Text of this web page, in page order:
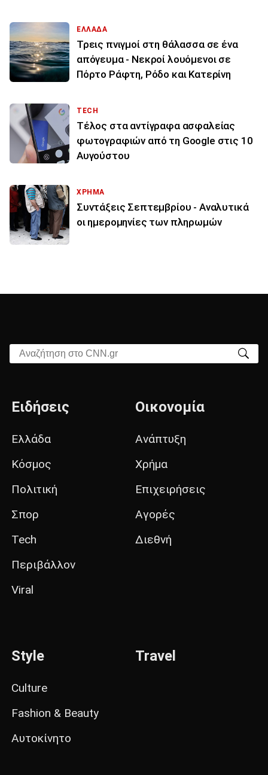
ΕΛΛΑΔΑ
Τρεις πνιγμοί στη θάλασσα σε ένα
απόγευμα - Νεκροί λουόμενοι σε
Πόρτο Ράφτη, Ρόδο και Κατερίνη
TECH
Τέλος στα αντίγραφα ασφαλείας
φωτογραφιών από τη Google στις 10
Αυγούστου
ΧΡΗΜΑ
Συντάξεις Σεπτεμβρίου - Αναλυτικά
οι ημερομηνίες των πληρωμών
Αναζήτηση στο CNN.gr
Ειδήσεις
Ελλάδα
Κόσμος
Πολιτική
Σπορ
Tech
Περιβάλλον
Viral
Οικονομία
Ανάπτυξη
Χρήμα
Επιχειρήσεις
Αγορές
Διεθνή
Style
Culture
Fashion & Beauty
Αυτοκίνητο
Travel